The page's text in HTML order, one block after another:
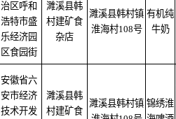
治区呼和
浩特市盛
乐经济园
区食园街
濉溪县韩
村建矿食
杂店
濉溪县韩村镇
淮海村108号
有机纯
牛奶
安徽省六
安市经济
技术开发
濉溪县韩
村建矿食
濉溪县韩村镇 锦绣淮